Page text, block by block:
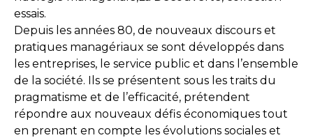
essais.
Depuis les années 80, de nouveaux discours et
pratiques managériaux se sont développés dans
les entreprises, le service public et dans l’ensemble
de la société. Ils se présentent sous les traits du
pragmatisme et de l’efficacité, prétendent
répondre aux nouveaux défis économiques tout
en prenant en compte les évolutions sociales et